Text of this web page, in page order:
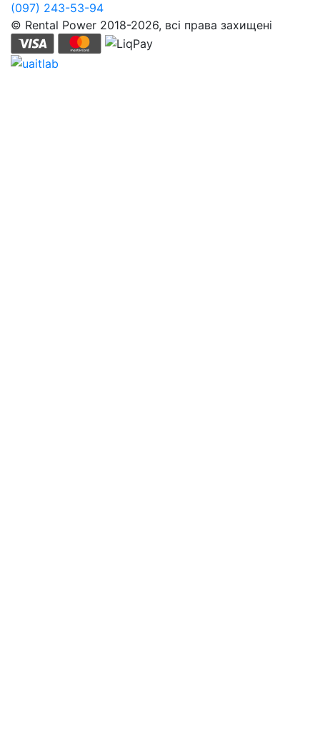
(097) 243-53-94
© Rental Power 2018-2026, всі права захищені